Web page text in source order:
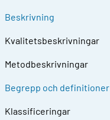
Beskrivning
Kvalitetsbeskrivningar
Metodbeskrivningar
Begrepp och definitioner
Klassificeringar